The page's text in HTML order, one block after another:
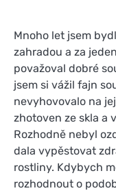
Mnoho let jsem
zahradou a za
považoval dobré
jsem si vážil fajn
nevyhovovalo na
zhotoven ze skla a
Rozhodně nebyl
dala vypěstovat
rostliny. Kdybych
rozhodnout o